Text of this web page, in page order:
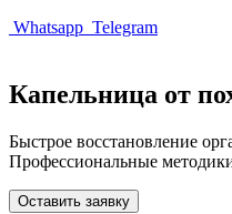
Whatsapp Telegram
Капельница от
Быстрое восстановление
Профессиональные
Оставить заявку